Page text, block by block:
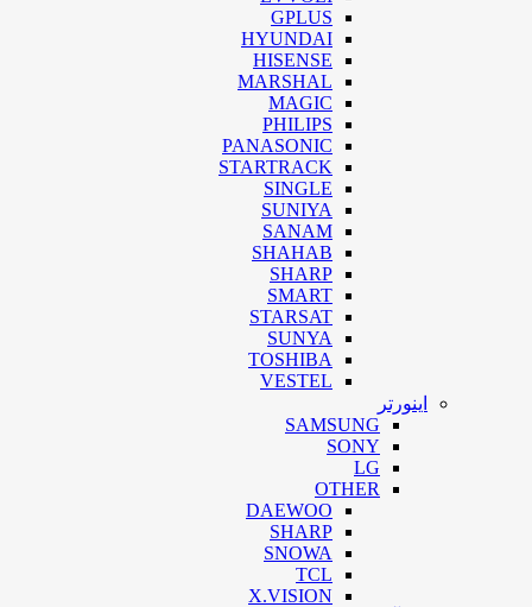
GPLUS
HYUNDAI
HISENSE
MARSHAL
MAGIC
PHILIPS
PANASONIC
STARTRACK
SINGLE
SUNIYA
SANAM
SHAHAB
SHARP
SMART
STARSAT
SUNYA
TOSHIBA
VESTEL
اینورتر
SAMSUNG
SONY
LG
OTHER
DAEWOO
SHARP
SNOWA
TCL
X.VISION